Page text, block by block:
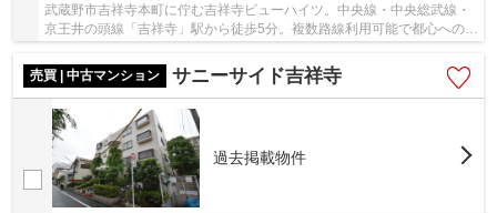
武蔵野市吉祥寺本町に佇む吉祥寺ビューハイツ。中央線・中央総武線・
京王井の頭線「吉祥寺」駅から徒歩5分。複数路線利用可能で都心へのア
クセスも良好。周辺は大型商業施設をはじめ、...
売買 | 中古マンション
サニーサイド吉祥寺
過去掲載物件